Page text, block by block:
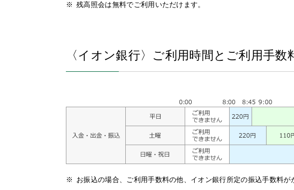
残高照会は無料でご利用いただけます。
〈イオン銀行〉 ご利用時間とご利用手数
お振込の場合、ご利用手数料の他、イオン銀行所定の振込手数料が